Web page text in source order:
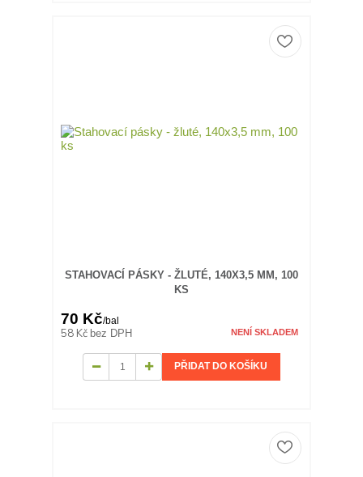
STAHOVACÍ PÁSKY - ŽLUTÉ, 140X3,5 MM, 100
KS
70 Kč/bal
58 Kč bez DPH NENÍ SKLADEM
PŘIDAT DO KOŠÍKU